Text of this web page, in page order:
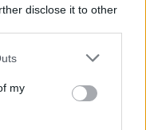
disclose it to other
one or more Google
You may click to
third-party tags to
in below Google
my